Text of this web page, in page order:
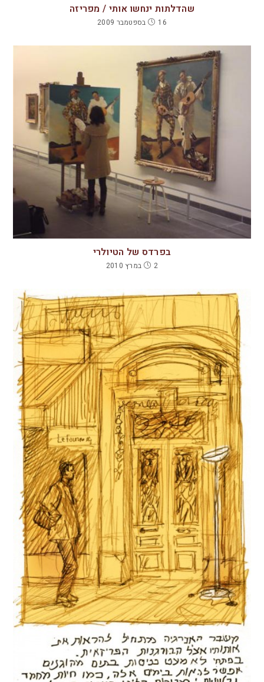
שהדלתות ינחשו אותי / מפריזה
16 בספטמבר 2009
בפרדס של הטיולרי
2 במרץ 2010